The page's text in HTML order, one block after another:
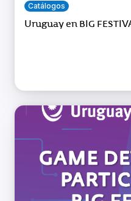
Catálogos
Uruguay en BIG